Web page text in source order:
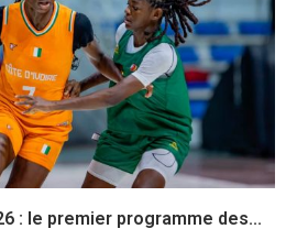
: le premier programme des...